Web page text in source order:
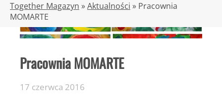
Together Magazyn »Aktualności » Pracownia
MOMARTE
Pracownia MOMARTE
17 czerwca 2016